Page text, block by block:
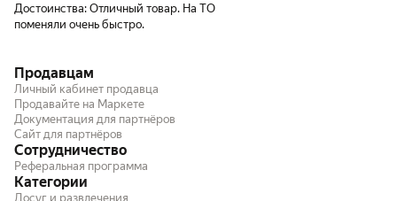
Достоинства: Отличный товар. На ТО
поменяли очень быстро.
Продавцам
Личный кабинет продавца
Продавайте на Маркете
Документация для партнёров
Сайт для партнёров
Сотрудничество
Реферальная программа
Категории
Досуг и развлечения